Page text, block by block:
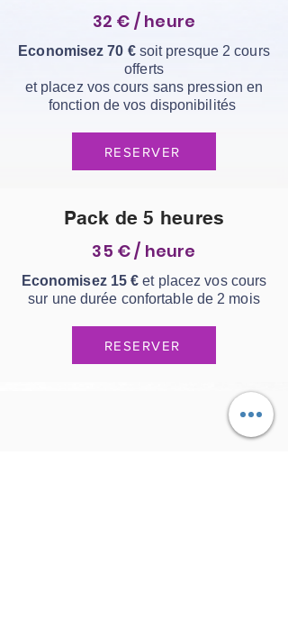
32 € / heure
Economisez 70 €soit presque 2 cours
offerts
et placez vos cours sans pression en
fonction de vos disponibilités
RESERVER
Pack de 5 heures
35 € / heure
Economisez 15 € et placez vos cours
sur une durée confortable de 2 mois
RESERVER